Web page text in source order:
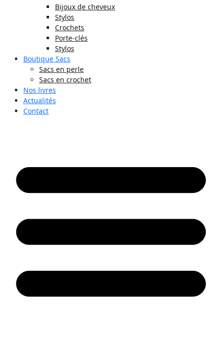
Bijoux de cheveux
Stylos
Crochets
Porte-clés
Stylos
Boutique Sacs
Sacs en perle
Sacs en crochet
Nos livres
Actualités
Contact